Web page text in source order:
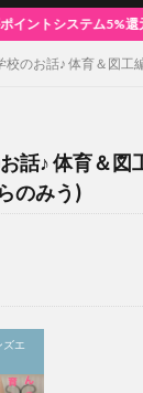
還元中(1ポイント
校のお話♪ 体育＆図工
話♪ 体育＆図
のみう)
ズエ